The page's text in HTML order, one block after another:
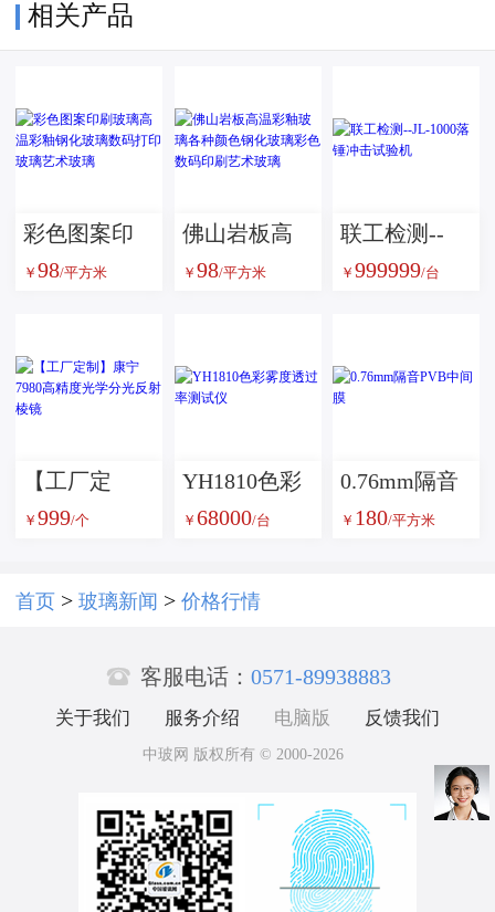
相关产品
彩色图案印
刷玻璃高温
玻璃艺术玻
￥ 98/平方米
佛山岩板高
温彩釉玻璃
数码印刷艺
￥ 98/平方米
联工检测--
JL-1000落锤
￥ 999999/台
【工厂定
制】康宁
光学分光反
￥ 999/个
YH1810色彩
雾度透过率
￥ 68000/台
0.76mm隔音
PVB中间膜
￥ 180/平方米
首页 > 玻璃新闻 > 价格行情
 客服电话： 0571-89938883
关于我们 服务介绍 电脑版 反馈我们
中玻网 版权所有 © 2000-2026